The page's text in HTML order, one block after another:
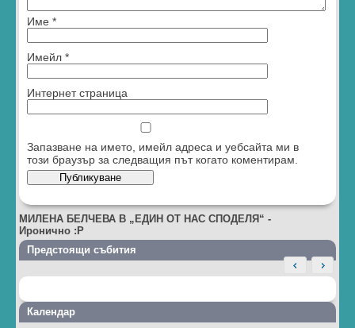
Име*
Имейл*
Интернет страница
Запазване на името, имейл адреса и уебсайта ми в
този браузър за следващия път когато коментирам.
МИЛЕНА БЕЛЧЕВА В „ЕДИН ОТ НАС СПОДЕЛЯ“ -
Иронично :P
Предстоящи събития
Календар